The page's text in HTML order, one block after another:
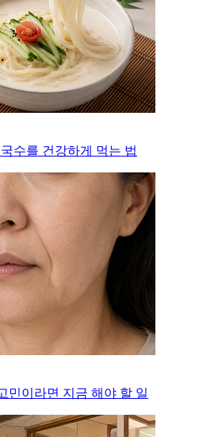
수를 건강하게 먹는 법
민이라면 지금 해야 할 일